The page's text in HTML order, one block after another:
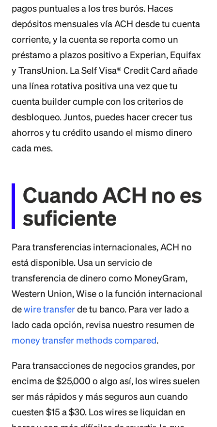
pagos puntuales a los tres burós. Haces
depósitos mensuales vía ACH desde tu cuenta
corriente, y la cuenta se reporta como un
préstamo a plazos positivo a Experian, Equifax
y TransUnion. La Self Visa® Credit Card añade
una línea rotativa positiva una vez que tu
cuenta builder cumple con los criterios de
desbloqueo. Juntos, puedes hacer crecer tus
ahorros y tu crédito usando el mismo dinero
cada mes.
Cuando ACH no es
suficiente
Para transferencias internacionales, ACH no
está disponible. Usa un servicio de
transferencia de dinero como MoneyGram,
Western Union, Wise o la función internacional
dewire transferde tu banco. Para ver lado a
lado cada opción, revisa nuestro resumen de
money transfer methods compared.
Para transacciones de negocios grandes, por
encima de $25,000 o algo así, los wires suelen
ser más rápidos y más seguros aun cuando
cuesten $15 a $30. Los wires se liquidan en